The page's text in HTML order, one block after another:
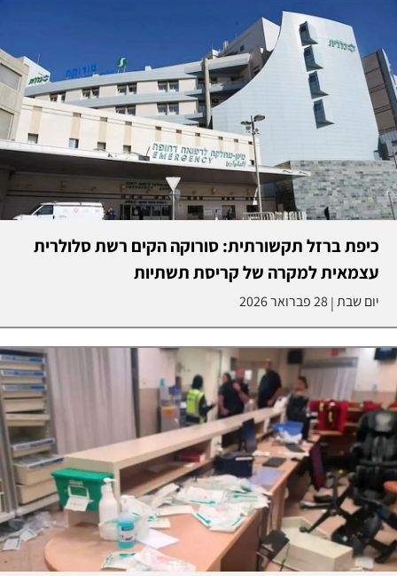
כיפת ברזל תקשורתית: סורוקה הקים רשת סלולרית
עצמאית למקרה של קריסת תשתיות
יום שבת|28 פברואר 2026